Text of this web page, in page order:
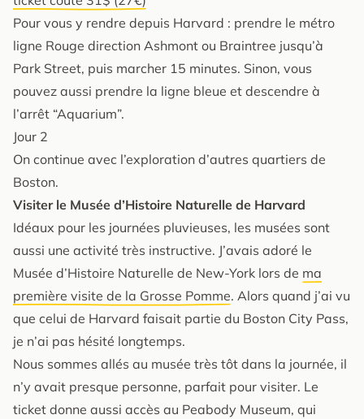
Pour vous y rendre depuis Harvard : prendre le métro
ligne Rouge direction Ashmont ou Braintree jusqu’à
Park Street, puis marcher 15 minutes. Sinon, vous
pouvez aussi prendre la ligne bleue et descendre à
l’arrêt “Aquarium”.
Jour 2
On continue avec l’exploration d’autres quartiers de
Boston.
Visiter le Musée d’Histoire Naturelle de Harvard
Idéaux pour les journées pluvieuses, les musées sont
aussi une activité très instructive. J’avais adoré le
Musée d’Histoire Naturelle de New-York lors de ma
première visite de la Grosse Pomme. Alors quand j’ai vu
que celui de Harvard faisait partie du Boston City Pass,
je n’ai pas hésité longtemps.
Nous sommes allés au musée très tôt dans la journée, il
n’y avait presque personne, parfait pour visiter. Le
ticket donne aussi accès au Peabody Museum, qui